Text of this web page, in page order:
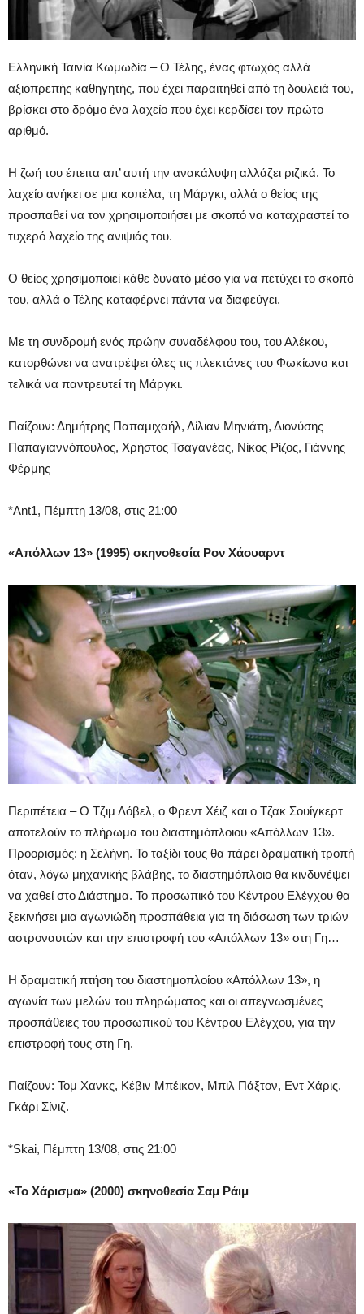
Ελληνική Ταινία Κωμωδία – Ο Τέλης, ένας φτωχός αλλά
αξιοπρεπής καθηγητής, που έχει παραιτηθεί από τη δουλειά του,
βρίσκει στο δρόμο ένα λαχείο που έχει κερδίσει τον πρώτο
αριθμό.
Η ζωή του έπειτα απ’ αυτή την ανακάλυψη αλλάζει ριζικά. Το
λαχείο ανήκει σε μια κοπέλα, τη Μάργκι, αλλά ο θείος της
προσπαθεί να τον χρησιμοποιήσει με σκοπό να καταχραστεί το
τυχερό λαχείο της ανιψιάς του.
Ο θείος χρησιμοποιεί κάθε δυνατό μέσο για να πετύχει το σκοπό
του, αλλά ο Τέλης καταφέρνει πάντα να διαφεύγει.
Με τη συνδρομή ενός πρώην συναδέλφου του, του Αλέκου,
κατορθώνει να ανατρέψει όλες τις πλεκτάνες του Φωκίωνα και
τελικά να παντρευτεί τη Μάργκι.
Παίζουν: Δημήτρης Παπαμιχαήλ, Λίλιαν Μηνιάτη, Διονύσης
Παπαγιαννόπουλος, Χρήστος Τσαγανέας, Νίκος Ρίζος, Γιάννης
Φέρμης
*Ant1, Πέμπτη 13/08, στις 21:00
«Απόλλων 13» (1995) σκηνοθεσία Ρον Χάουαρντ
Περιπέτεια – Ο Τζιμ Λόβελ, ο Φρεντ Χέιζ και ο Τζακ Σουίγκερτ
αποτελούν το πλήρωμα του διαστημόπλοιου «Απόλλων 13».
Προορισμός: η Σελήνη. Το ταξίδι τους θα πάρει δραματική τροπή
όταν, λόγω μηχανικής βλάβης, το διαστημόπλοιο θα κινδυνέψει
να χαθεί στο Διάστημα. Το προσωπικό του Κέντρου Ελέγχου θα
ξεκινήσει μια αγωνιώδη προσπάθεια για τη διάσωση των τριών
αστροναυτών και την επιστροφή του «Απόλλων 13» στη Γη…
H δραματική πτήση του διαστημοπλοίου «Απόλλων 13», η
αγωνία των μελών του πληρώματος και οι απεγνωσμένες
προσπάθειες του προσωπικού του Κέντρου Ελέγχου, για την
επιστροφή τους στη Γη.
Παίζουν: Τομ Χανκς, Κέβιν Μπέικον, Μπιλ Πάξτον, Εντ Χάρις,
Γκάρι Σίνιζ.
*Skai, Πέμπτη 13/08, στις 21:00
«Το Χάρισμα» (2000) σκηνοθεσία Σαμ Ράιμ